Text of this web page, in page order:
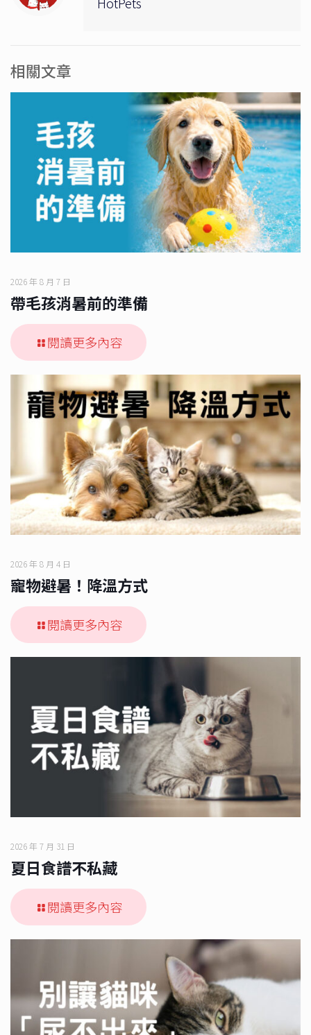
相關文章
2026 年 8 月 7 日
帶毛孩消暑前的準備
閱讀更多內容
2026 年 8 月 4 日
寵物避暑！降溫方式
閱讀更多內容
2026 年 7 月 31 日
夏日食譜不私藏
閱讀更多內容